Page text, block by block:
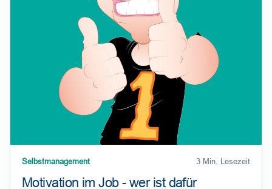
Selbstmanagement 3 Min. Lesezeit
Motivation im Job - wer ist dafür